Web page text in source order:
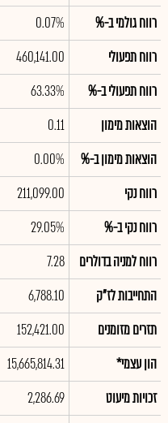
רווח גולמי ב-%
0.07%
רווח תפעולי
460,141.00
רווח תפעולי ב-%
63.33%
הוצאות מימון
0.11
הוצאות מימון ב-%
0.00%
רווח נקי
211,099.00
רווח נקי ב-%
29.05%
רווח למניה בדולרים
7.28
התחייבות לז"ק
6,788.10
תזרים מזומנים
152,421.00
הון עצמי*
15,665,814.31
זכויות מיעוט
2,286.69